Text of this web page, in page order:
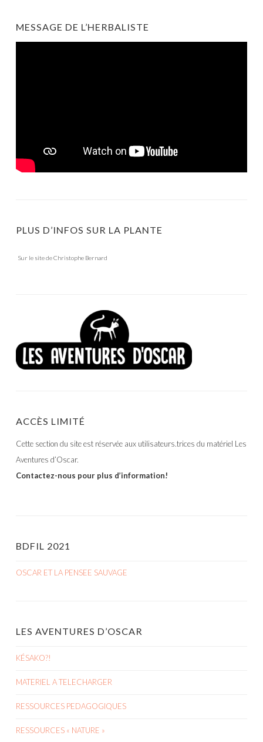
MESSAGE DE L’HERBALISTE
PLUS D’INFOS SUR LA PLANTE
Sur le site de Christophe Bernard
ACCÈS LIMITÉ
Cette section du site est réservée aux utilisateurs.trices du matériel Les
Aventures d’Oscar.
Contactez-nous pour plus d’information!
BDFIL 2021
OSCAR ET LA PENSEE SAUVAGE
LES AVENTURES D’OSCAR
KÉSAKO?!
MATERIEL A TELECHARGER
RESSOURCES PEDAGOGIQUES
RESSOURCES « NATURE »